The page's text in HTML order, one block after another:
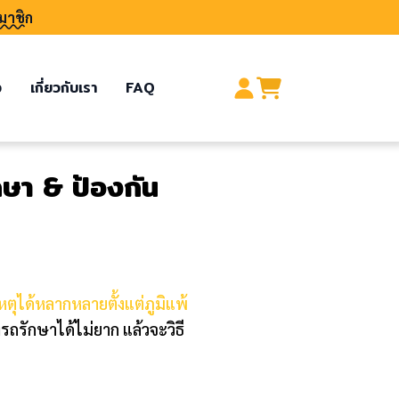
าชิก
เกี่ยวกับเรา FAQ
า & ป้องกัน
ตุได้หลากหลายตั้งแต่ภูมิแพ้
ถรักษาได้ไม่ยาก แล้วจะวิธี